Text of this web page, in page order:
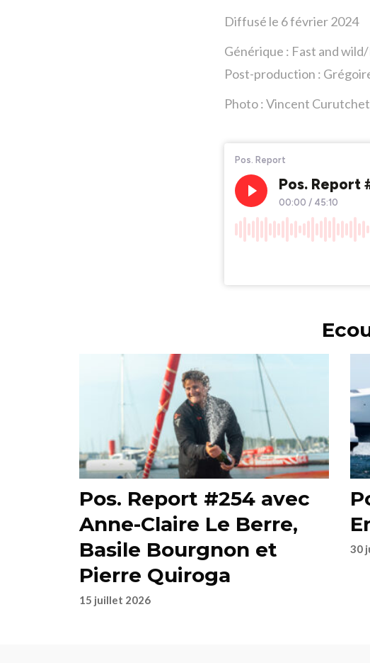
Diffusé le 6 février 2024
Générique : Fast and
Post-production :
Photo : Vincent Curutchet
Pos. Report #254 avec
Anne-Claire Le Berre,
Basile Bourgnon et
Pierre Quiroga
15 juillet 2026
30